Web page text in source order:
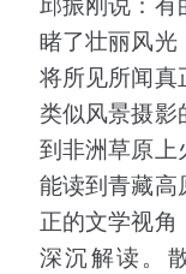
睹了壮丽风光
将所见所闻真
类似风景摄
到非洲草原上
能读到青藏高
正的文学视
深沉解读。